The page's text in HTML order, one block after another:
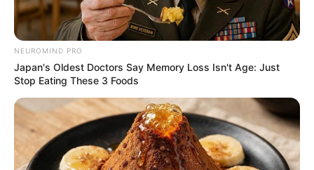
NEUROMIND PRO
Japan's Oldest Doctors Say Memory Loss Isn't Age: Just
Stop Eating These 3 Foods